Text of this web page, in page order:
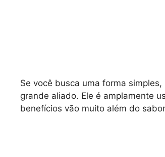
Se você busca uma forma
grande aliado. Ele é amplamente
benefícios vão muito além do